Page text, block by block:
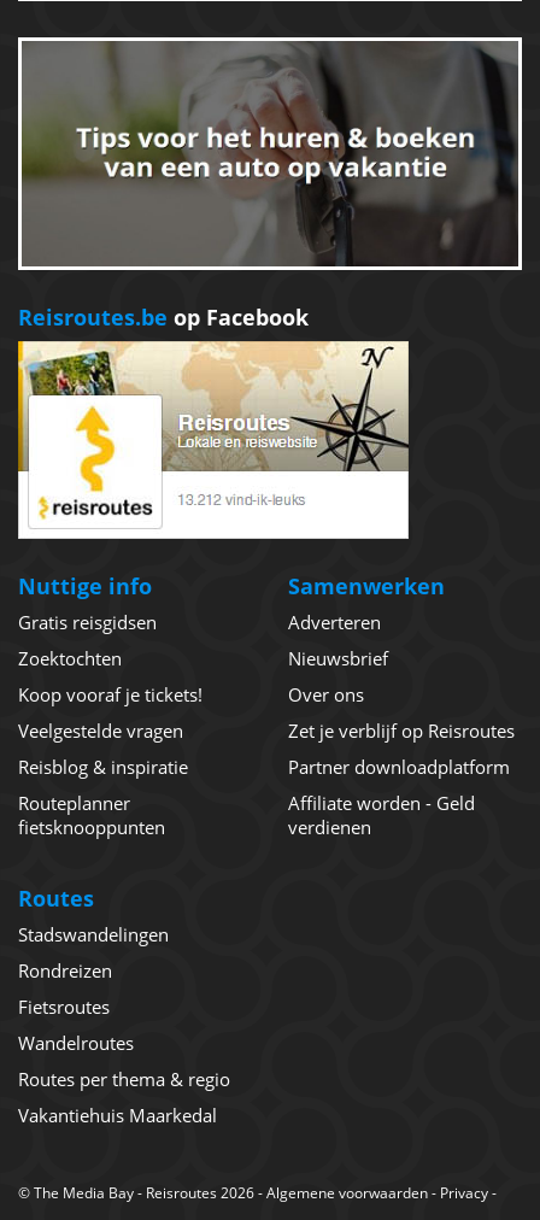
Reisroutes.be op Facebook
Nuttige info
Gratis reisgidsen
Zoektochten
Koop vooraf je tickets!
Veelgestelde vragen
Reisblog & inspiratie
Routeplanner
fietsknooppunten
Samenwerken
Adverteren
Nieuwsbrief
Over ons
Zet je verblijf op Reisroutes
Partner downloadplatform
Affiliate worden - Geld
verdienen
Routes
Stadswandelingen
Rondreizen
Fietsroutes
Wandelroutes
Routes per thema & regio
Vakantiehuis Maarkedal
©The Media Bay- Reisroutes 2026 -Algemene voorwaarden- Privacy-